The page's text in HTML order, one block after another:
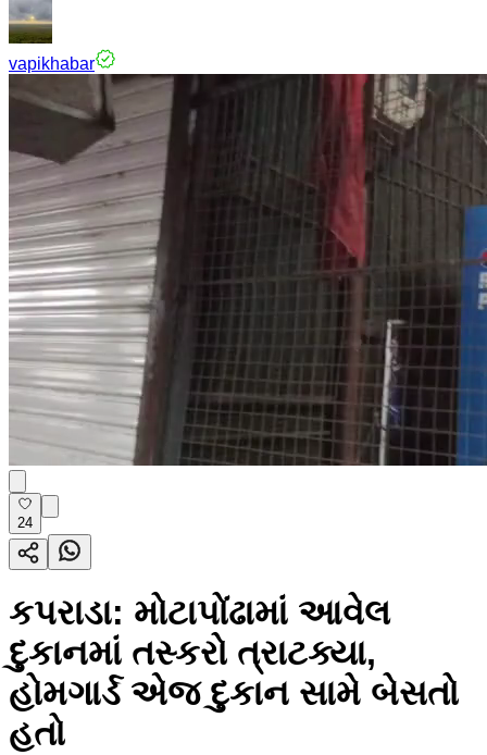
vapikhabar
24
કપરાડા: મોટાપોંઢામાં આવેલ
દુકાનમાં તસ્કરો ત્રાટક્યા,
હોમગાર્ડ એજ દુકાન સામે બેસતો
હતો